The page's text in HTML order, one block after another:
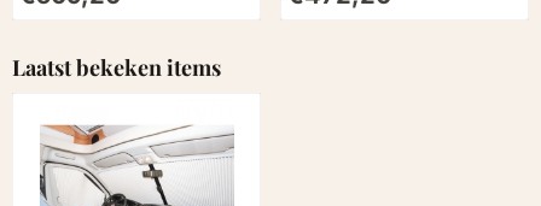
met Sensorpakket Klein
Laatst bekeken items